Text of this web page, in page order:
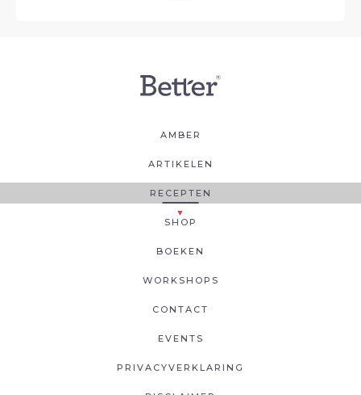
AMBER
ARTIKELEN
RECEPTEN
SHOP
BOEKEN
WORKSHOPS
CONTACT
EVENTS
PRIVACYVERKLARING